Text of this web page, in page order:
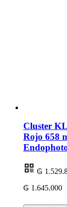
Cluster
Rojo 658
₲
₲ 1.645.000